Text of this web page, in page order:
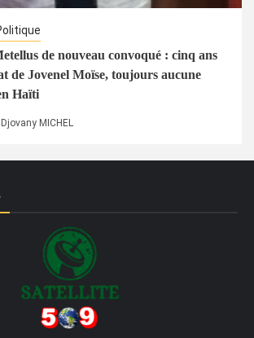
de nouveau convoqué : cinq ans
de Jovenel Moïse, toujours aucune
Haïti
Djovany MICHEL